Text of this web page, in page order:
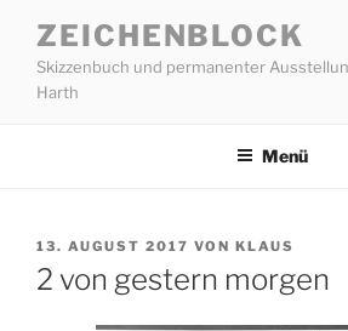
Inhalt
springen
ZEICHENBLOCK
Skizzenbuch und permanenter
Harth
Menü
VERÖFFENTLICHT
AM
13. AUGUST 2017 VON KLAUS
2 von gestern morgen